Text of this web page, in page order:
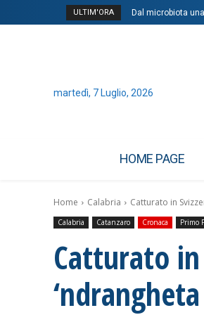
ULTIM'ORA Dal microbiota
martedì, 7 Luglio, 2026
HOME PAGE
Home Calabria Catturato in
Calabria Catanzaro Cronaca Primo
Catturato